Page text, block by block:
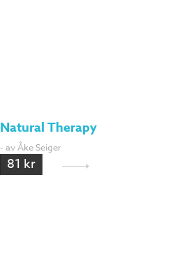
Natural Therapy
- av Åke Seiger
81 kr